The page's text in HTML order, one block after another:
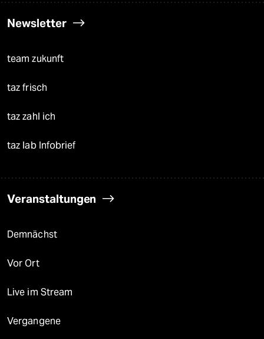
Newsletter
team zukunft
taz frisch
taz zahl ich
taz lab Infobrief
Veranstaltungen
Demnächst
Vor Ort
Live im Stream
Vergangene